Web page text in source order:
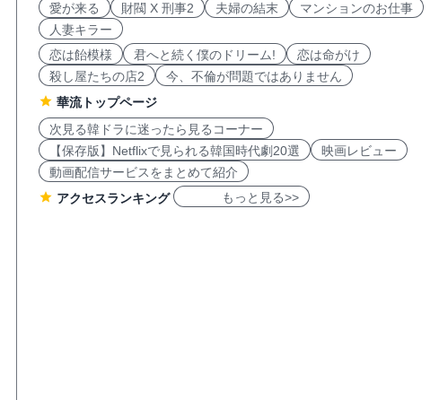
愛が来る
財閥 X 刑事2 夫婦の結末
マンションのお仕事
人妻キラー
恋は飴模様
君へと続く僕のドリーム!
恋は命がけ
殺し屋たちの店2
今、不倫が問題ではありません
華流トップページ
次見る韓ドラに迷ったら見るコーナー
【保存版】Netflixで見られる韓国時代劇20選
映画レビュー
動画配信サービスをまとめて紹介
アクセスランキング
もっと見る>>